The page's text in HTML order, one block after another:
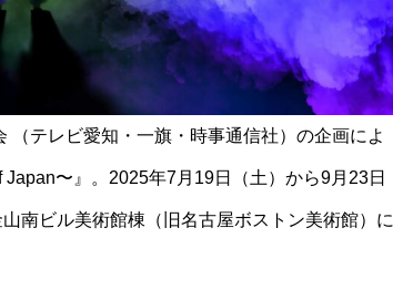
（テレビ愛知・一旗・時事通信社）の企画によ
〜』。2025年7月19日（土）から9月23日
南ビル美術館棟（旧名古屋ボストン美術館）に